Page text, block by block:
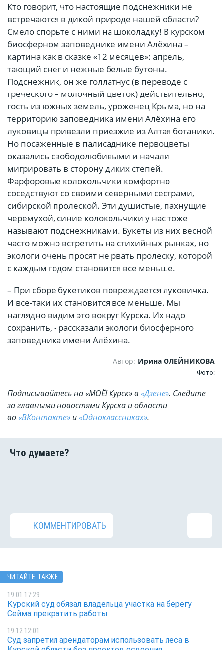
Кто говорит, что настоящие подснежники не
встречаются в дикой природе нашей области?
Смело спорьте с ними на шоколадку! В курском
биосферном заповеднике имени Алёхина –
картина как в сказке «12 месяцев»: апрель,
тающий снег и нежные белые бутоны.
Подснежник, он же голлатнус (в переводе с
греческого – молочный цветок) действительно,
гость из южных земель, уроженец Крыма, но на
территорию заповедника имени Алёхина его
луковицы привезли приезжие из Алтая ботаники.
Но посаженные в палисаднике первоцветы
оказались свободолюбивыми и начали
мигрировать в сторону диких степей.
Фарфоровые колокольчики комфортно
соседствуют со своими северными сестрами,
сибирской пролеской. Эти душистые, пахнущие
черемухой, синие колокольчики у нас тоже
называют подснежниками. Букеты из них весной
часто можно встретить на стихийных рынках, но
экологи очень просят не рвать пролеску, которой
с каждым годом становится все меньше.
– При сборе букетиков повреждается луковичка.
И все-таки их становится все меньше. Мы
наглядно видим это вокруг Курска. Их надо
сохранить, - рассказали экологи биосферного
заповедника имени Алёхина.
Автор: Ирина ОЛЕЙНИКОВА
Фото:
Подписывайтесь на «МОЁ! Курск» в «Дзене». Cледите
за главными новостями Курска и области
во«ВКонтакте» и«Одноклассниках».
КОММЕНТИРОВАТЬ
ЧИТАЙТЕ ТАКЖЕ
19.01 17:29
Курский суд обязал владельца участка на берегу
Сейма прекратить работы
19.12 12:01
Суд запретил арендаторам использовать леса в